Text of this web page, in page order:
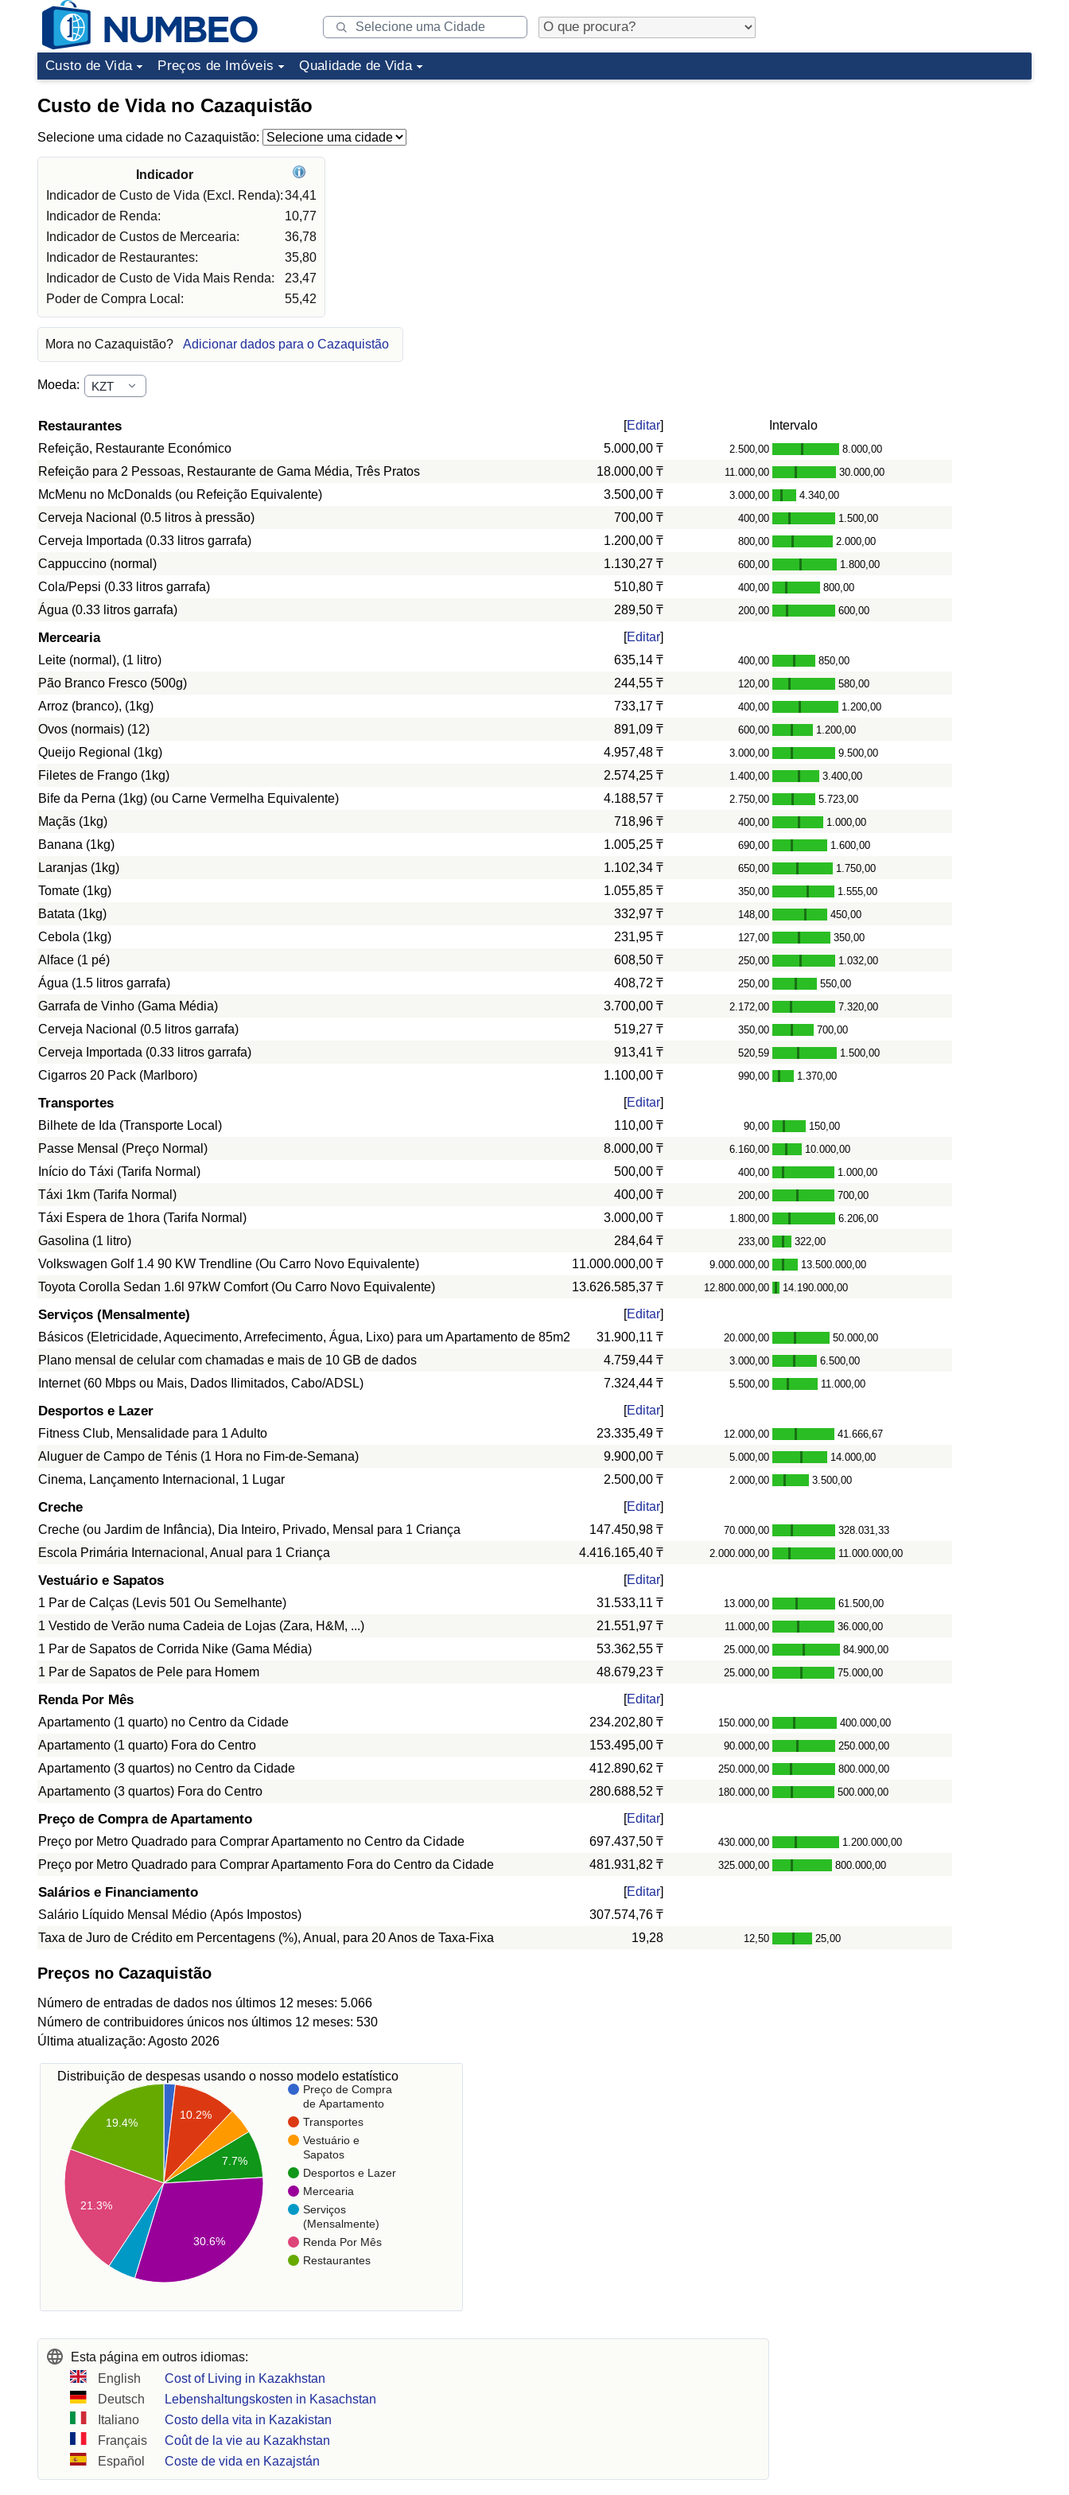
Custo de Vida Preços de Imóveis Qualidade de Vida
Custo de Vida no Cazaquistão
Selecione uma cidade no Cazaquistão:
Indicador
Indicador de Custo de Vida (Excl. Renda):34,41
Indicador de Renda:
10,77
Indicador de Custos de Mercearia:
36,78
Indicador de Restaurantes:
35,80
Indicador de Custo de Vida Mais Renda:
23,47
Poder de Compra Local:
55,42
Mora no Cazaquistão? Adicionar dados para o Cazaquistão
Moeda:
Restaurantes [Editar]
Intervalo
Refeição, Restaurante Económico
5.000,00 ₸ 2.500,00 - 8.000,00
Refeição para 2 Pessoas, Restaurante de Gama Média, Três Pratos 18.000,00 ₸ 11.000,00 - 30.000,00
McMenu no McDonalds (ou Refeição Equivalente) 3.500,00 ₸ 3.000,00 - 4.340,00
Cerveja Nacional (0.5 litros à pressão) 700,00 ₸ 400,00 - 1.500,00
Cerveja Importada (0.33 litros garrafa) 1.200,00 ₸ 800,00 - 2.000,00
Cappuccino (normal) 1.130,27 ₸ 600,00 - 1.800,00
Cola/Pepsi (0.33 litros garrafa) 510,80 ₸ 400,00 - 800,00
Água (0.33 litros garrafa) 289,50 ₸ 200,00 - 600,00
Mercearia [Editar]
Leite (normal), (1 litro)
635,14 ₸ 400,00 - 850,00
Pão Branco Fresco (500g) 244,55 ₸ 120,00 - 580,00
Arroz (branco), (1kg) 733,17 ₸ 400,00 - 1.200,00
Ovos (normais) (12) 891,09 ₸ 600,00 - 1.200,00
Queijo Regional (1kg) 4.957,48 ₸ 3.000,00 - 9.500,00
Filetes de Frango (1kg) 2.574,25 ₸ 1.400,00 - 3.400,00
Bife da Perna (1kg) (ou Carne Vermelha Equivalente) 4.188,57 ₸ 2.750,00 - 5.723,00
Maçãs (1kg) 718,96 ₸ 400,00 - 1.000,00
Banana (1kg) 1.005,25 ₸ 690,00 - 1.600,00
Laranjas (1kg) 1.102,34 ₸ 650,00 - 1.750,00
Tomate (1kg) 1.055,85 ₸ 350,00 - 1.555,00
Batata (1kg) 332,97 ₸ 148,00 - 450,00
Cebola (1kg) 231,95 ₸ 127,00 - 350,00
Alface (1 pé) 608,50 ₸ 250,00 - 1.032,00
Água (1.5 litros garrafa) 408,72 ₸ 250,00 - 550,00
Garrafa de Vinho (Gama Média) 3.700,00 ₸ 2.172,00 - 7.320,00
Cerveja Nacional (0.5 litros garrafa) 519,27 ₸ 350,00 - 700,00
Cerveja Importada (0.33 litros garrafa) 913,41 ₸ 520,59 - 1.500,00
Cigarros 20 Pack (Marlboro) 1.100,00 ₸ 990,00 - 1.370,00
Transportes [Editar]
Bilhete de Ida (Transporte Local)
110,00 ₸ 90,00 - 150,00
Passe Mensal (Preço Normal) 8.000,00 ₸ 6.160,00 - 10.000,00
Início do Táxi (Tarifa Normal) 500,00 ₸ 400,00 - 1.000,00
Táxi 1km (Tarifa Normal) 400,00 ₸ 200,00 - 700,00
Táxi Espera de 1hora (Tarifa Normal) 3.000,00 ₸ 1.800,00 - 6.206,00
Gasolina (1 litro) 284,64 ₸ 233,00 - 322,00
Volkswagen Golf 1.4 90 KW Trendline (Ou Carro Novo Equivalente) 11.000.000,00 ₸ 9.000.000,00 - 13.500.000,00
Toyota Corolla Sedan 1.6l 97kW Comfort (Ou Carro Novo Equivalente) 13.626.585,37 ₸ 12.800.000,00 - 14.190.000,00
Serviços (Mensalmente) [Editar]
Básicos (Eletricidade, Aquecimento, Arrefecimento, Água, Lixo) para um Apartamento de 85m2
31.900,11 ₸ 20.000,00 - 50.000,00
Plano mensal de celular com chamadas e mais de 10 GB de dados 4.759,44 ₸ 3.000,00 - 6.500,00
Internet (60 Mbps ou Mais, Dados Ilimitados, Cabo/ADSL) 7.324,44 ₸ 5.500,00 - 11.000,00
Desportos e Lazer [Editar]
Fitness Club, Mensalidade para 1 Adulto
23.335,49 ₸ 12.000,00 - 41.666,67
Aluguer de Campo de Ténis (1 Hora no Fim-de-Semana) 9.900,00 ₸ 5.000,00 - 14.000,00
Cinema, Lançamento Internacional, 1 Lugar 2.500,00 ₸ 2.000,00 - 3.500,00
Creche [Editar]
Creche (ou Jardim de Infância), Dia Inteiro, Privado, Mensal para 1 Criança
147.450,98 ₸ 70.000,00 - 328.031,33
Escola Primária Internacional, Anual para 1 Criança 4.416.165,40 ₸ 2.000.000,00 - 11.000.000,00
Vestuário e Sapatos [Editar]
1 Par de Calças (Levis 501 Ou Semelhante)
31.533,11 ₸ 13.000,00 - 61.500,00
1 Vestido de Verão numa Cadeia de Lojas (Zara, H&M, ...) 21.551,97 ₸ 11.000,00 - 36.000,00
1 Par de Sapatos de Corrida Nike (Gama Média) 53.362,55 ₸ 25.000,00 - 84.900,00
1 Par de Sapatos de Pele para Homem 48.679,23 ₸ 25.000,00 - 75.000,00
Renda Por Mês [Editar]
Apartamento (1 quarto) no Centro da Cidade
234.202,80 ₸ 150.000,00 - 400.000,00
Apartamento (1 quarto) Fora do Centro 153.495,00 ₸ 90.000,00 - 250.000,00
Apartamento (3 quartos) no Centro da Cidade 412.890,62 ₸ 250.000,00 - 800.000,00
Apartamento (3 quartos) Fora do Centro 280.688,52 ₸ 180.000,00 - 500.000,00
Preço de Compra de Apartamento [Editar]
Preço por Metro Quadrado para Comprar Apartamento no Centro da Cidade
697.437,50 ₸ 430.000,00 - 1.200.000,00
Preço por Metro Quadrado para Comprar Apartamento Fora do Centro da Cidade 481.931,82 ₸ 325.000,00 - 800.000,00
Salários e Financiamento [Editar]
Salário Líquido Mensal Médio (Após Impostos)
307.574,76 ₸
Taxa de Juro de Crédito em Percentagens (%), Anual, para 20 Anos de Taxa-Fixa
19,28 12,50 - 25,00
Preços no Cazaquistão
Número de entradas de dados nos últimos 12 meses: 5.066
Número de contribuidores únicos nos últimos 12 meses: 530
Última atualização: Agosto 2026
Distribuição de despesas usando o nosso modelo estatístico
Preço de Compra
de Apartamento
Transportes
Vestuário e
Sapatos
Desportos e Lazer
Mercearia
Serviços
(Mensalmente)
Renda Por Mês
Restaurantes
10.2%
7.7%
19.4%
21.3%
30.6%
Esta página em outros idiomas:
English
Cost of Living in Kazakhstan
Deutsch
Lebenshaltungskosten in Kasachstan
Italiano
Costo della vita in Kazakistan
Français
Coût de la vie au Kazakhstan
Español
Coste de vida en Kazajstán